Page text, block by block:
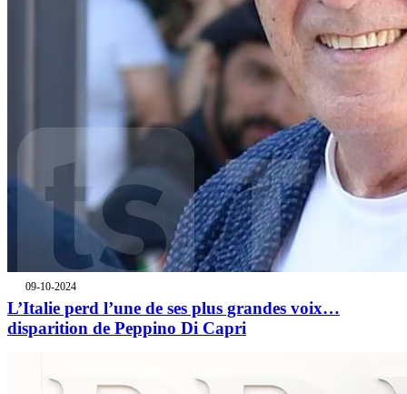
09-10-2024
L’Italie perd l’une de ses plus grandes voix…
disparition de Peppino Di Capri